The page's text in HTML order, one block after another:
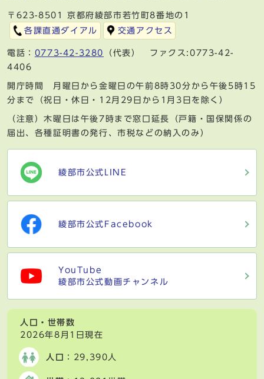
〒623-8501 京都府綾部市若竹町8番地の1
各課直通ダイアル
交通アクセス
電話： 0773-42-3280
（代表） ファクス:0773-42-
4406
開庁時間 月曜日から金曜日の午前8時30分から午後5時15
分まで（祝日・休日・12月29日から1月3日を除く）
（注意）木曜日は午後7時まで窓口延長（戸籍・国保関係の
届出、各種証明書の発行、市税などの納入のみ）
綾部市公式LINE
綾部市公式Facebook
YouTube
綾部市公式動画チャンネル
人口・世帯数
2026年8月1日現在
人口 ：29,390人